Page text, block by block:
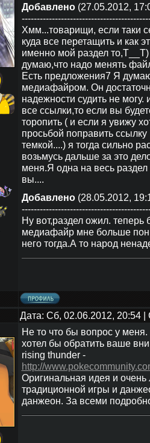
Добавлено(27.05.2012,
Хмм...товарищи, если таки
куда все перетащить и как
именно мой раздел
думаю,что надо менять
Есть предложения7 Я
медиафайром. Он
надежности судить не
все ссылки,то если вы
торопить ( и если я увижу
просьбой поправить
темкой....) я тогда сильно
возьмусь дальше за это
меня.Я одна на весь раздел
вы....
Добавлено(28.05.2012,
Ну вот,раздел ожил. теперь
медиафайр мне больше
него тогда.А то народ
Дата: Сб, 02.06.2012, 20:54
Не то что бы вопрос у
хотел бы обратить ваше
rising thunder -
http://
Оригинальная идея и
традиционной игры и
данжеон. За всеми